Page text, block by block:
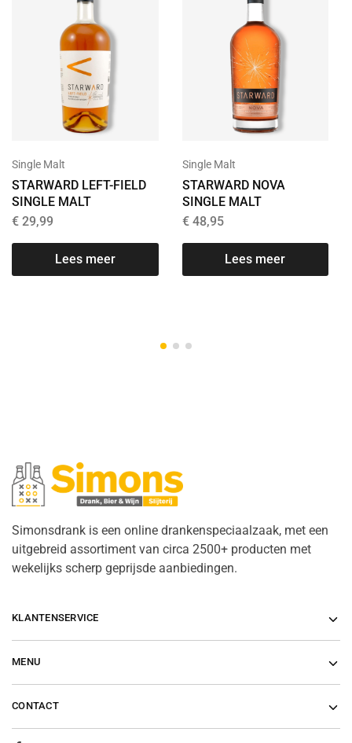
Single Malt
STARWARD LEFT-FIELD
SINGLE MALT
€ 29,99
Lees meer
Single Malt
STARWARD NOVA
SINGLE MALT
€48,95
Lees meer
Simonsdrank is een online drankenspeciaalzaak, met een
uitgebreid assortiment van circa 2500+ producten met
wekelijks scherp geprijsde aanbiedingen.
KLANTENSERVICE
MENU
CONTACT